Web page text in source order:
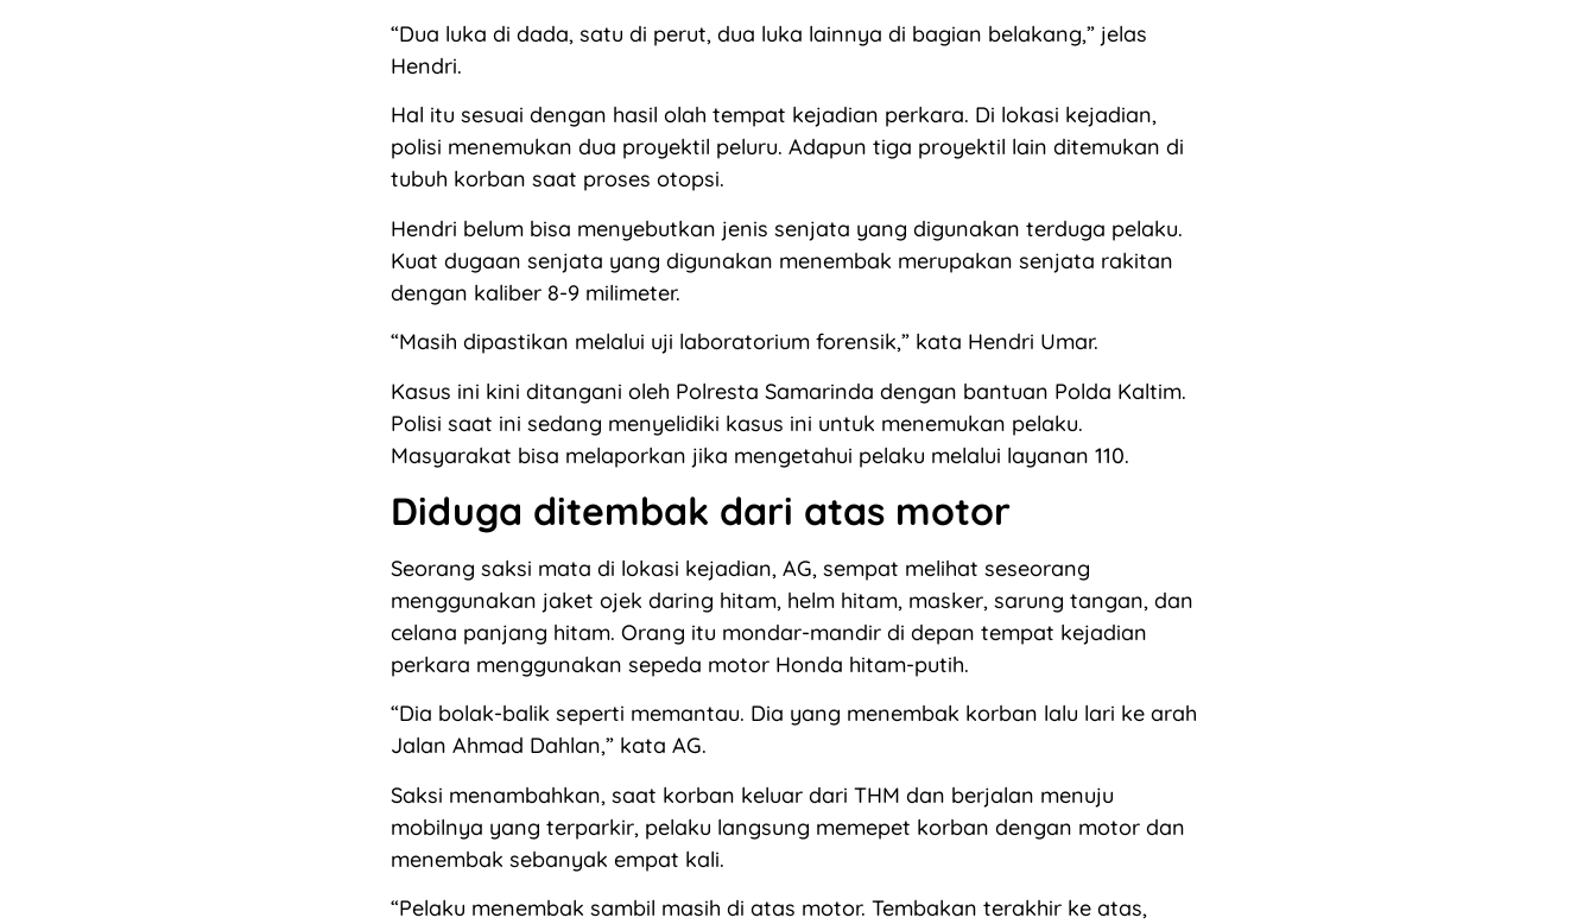
“Dua luka di dada, satu di perut, dua luka lainnya di bagian belakang,” jelas
Hendri.
Hal itu sesuai dengan hasil olah tempat kejadian perkara. Di lokasi kejadian,
polisi menemukan dua proyektil peluru. Adapun tiga proyektil lain ditemukan di
tubuh korban saat proses otopsi.
Hendri belum bisa menyebutkan jenis senjata yang digunakan terduga pelaku.
Kuat dugaan senjata yang digunakan menembak merupakan senjata rakitan
dengan kaliber 8-9 milimeter.
“Masih dipastikan melalui uji laboratorium forensik,” kata Hendri Umar.
Kasus ini kini ditangani oleh Polresta Samarinda dengan bantuan Polda Kaltim.
Polisi saat ini sedang menyelidiki kasus ini untuk menemukan pelaku.
Masyarakat bisa melaporkan jika mengetahui pelaku melalui layanan 110.
Diduga ditembak dari atas motor
Seorang saksi mata di lokasi kejadian, AG, sempat melihat seseorang
menggunakan jaket ojek daring hitam, helm hitam, masker, sarung tangan, dan
celana panjang hitam. Orang itu mondar-mandir di depan tempat kejadian
perkara menggunakan sepeda motor Honda hitam-putih.
“Dia bolak-balik seperti memantau. Dia yang menembak korban lalu lari ke arah
Jalan Ahmad Dahlan,” kata AG.
Saksi menambahkan, saat korban keluar dari THM dan berjalan menuju
mobilnya yang terparkir, pelaku langsung memepet korban dengan motor dan
menembak sebanyak empat kali.
“Pelaku menembak sambil masih di atas motor. Tembakan terakhir ke atas,